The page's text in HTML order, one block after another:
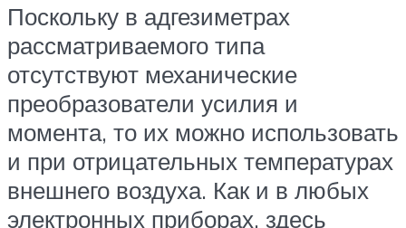
Поскольку в адгезиметрах
рассматриваемого типа
отсутствуют механические
преобразователи усилия и
момента, то их можно использовать
и при отрицательных температурах
внешнего воздуха. Как и в любых
электронных приборах, здесь